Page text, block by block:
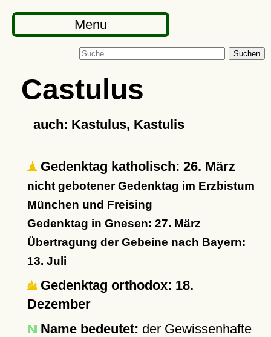
Menu
Suchen
Castulus
auch: Kastulus, Kastulis
Gedenktag katholisch: 26. März
nicht gebotener Gedenktag im Erzbistum
München und Freising
Gedenktag in Gnesen: 27. März
Übertragung der Gebeine nach Bayern:
13. Juli
Gedenktag orthodox: 18.
Dezember
Name bedeutet: der Gewissenhafte